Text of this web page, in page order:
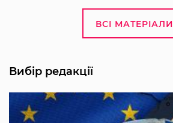
ВСІ МАТЕРІАЛИ
Вибір редакції